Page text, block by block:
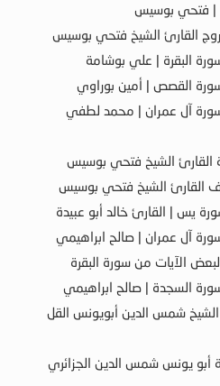
| فتحي بوسيس
القارئ الشيخ فتحي بوسيس
البقرة | علي بوشامة
القصص | أمين بوراوي
آل عمران | محمد لطفي
القارئ الشيخ فتحي بوسيس
القارئ الشيخ فتحي بوسيس
يس | القارئ خالد أبو عبيدة
آل عمران | صالح ابراهيمي
الآيات من سورة البقرة
السجدة | صالح ابراهيمي
الشيخ شمس الدين أبويونس القل
أبو يونس شمس الدين الجزائري